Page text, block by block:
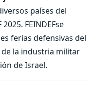
países del
FEINDEFse
ferias defensivas del
la industria militar
de Israel.